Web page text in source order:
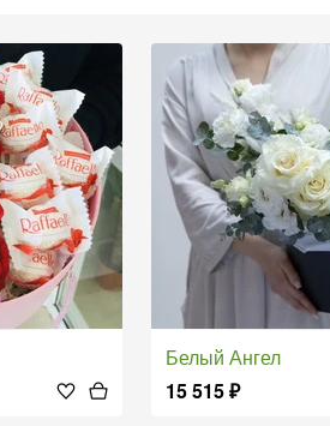
Белый Ангел
15 515₽